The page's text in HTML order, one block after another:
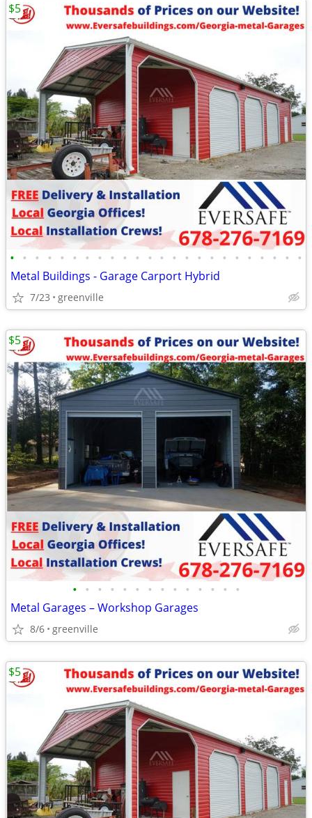
• • • • • • • • • • • • • • • • • • • • • • • •
Metal Buildings - Garage Carport Hybrid
7/23 greenville
$5
• • • • • • • • • • • • • •
Metal Garages – Workshop Garages
8/6 greenville
$5
$5